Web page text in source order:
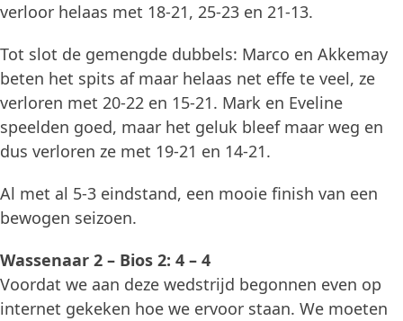
verloor helaas met 18-21, 25-23 en 21-13.
Tot slot de gemengde dubbels: Marco en Akkemay
beten het spits af maar helaas net effe te veel, ze
verloren met 20-22 en 15-21. Mark en Eveline
speelden goed, maar het geluk bleef maar weg en
dus verloren ze met 19-21 en 14-21.
Al met al 5-3 eindstand, een mooie finish van een
bewogen seizoen.
Wassenaar 2 – Bios 2: 4 – 4
Voordat we aan deze wedstrijd begonnen even op
internet gekeken hoe we ervoor staan. We moeten